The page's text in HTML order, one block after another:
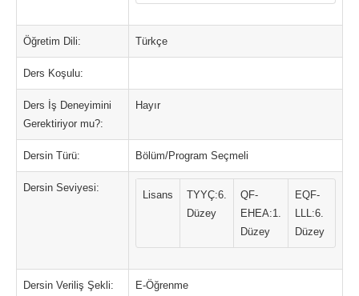
Öğretim Dili: Türkçe
Ders Koşulu:
Ders İş Deneyimini
Gerektiriyor mu?:
Hayır
Dersin Türü: Bölüm/Program Seçmeli
Dersin Seviyesi:
Lisans
TYYÇ:6.
Düzey
QF-
EHEA:1.
Düzey
EQF-
LLL:6.
Düzey
Dersin Veriliş Şekli: E-Öğrenme